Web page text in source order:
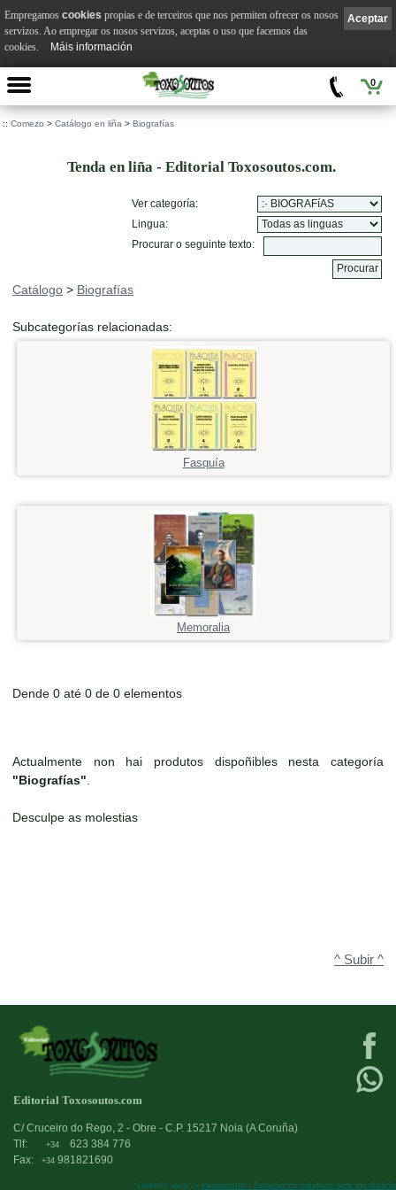
0
:: Comezo > Catálogo en liña > Biografías
Tenda en liña - Editorial Toxosoutos.com.
Ver categoría:
Lingua:
Procurar o seguinte texto:
Catálogo > Biografías
Subcategorías relacionadas:
Fasquía
Memoralia
Dende 0 até 0 de 0 elementos
Actualmente non hai produtos dispoñibles nesta categoría
"Biografías"
Desculpe as molestias
^ Subir ^
Editorial Toxosoutos.com
C/ Cruceiro do Rego, 2 - Obre - C.P. 15217 Noia (A Coruña)
Tlf:
+34
623 384 776
Fax:
+34 981821690
Deseño web:-> kantaronet - Deseño de páxinas web en Galicia
Aceptar
Empregamos cookies propias e de terceiros que nos permiten ofrecer os nosos
servizos. Ao empregar os nosos servizos, aceptas o uso que facemos das
cookies.
Máis información